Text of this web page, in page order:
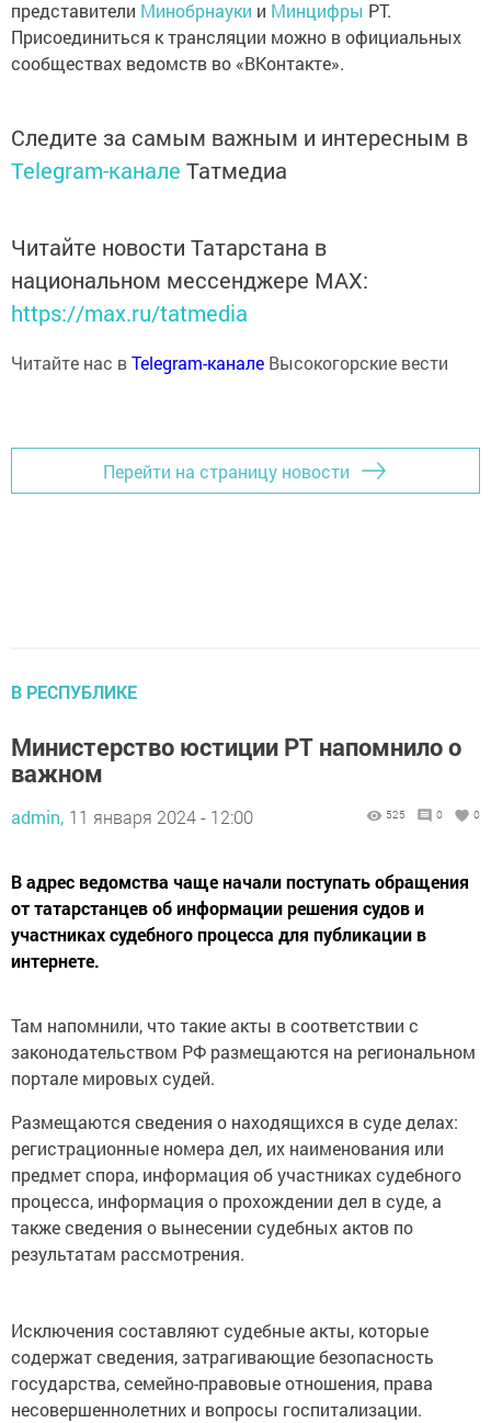
представители Минобрнауки и Минцифры РТ.
Присоединиться к трансляции можно в официальных
сообществах ведомств во «ВКонтакте».
Следите за самым важным и интересным в
Telegram-канале Татмедиа
Читайте новости Татарстана в
национальном мессенджере MАХ:
https://max.ru/tatmedia
Читайте нас вTelegram-канале Высокогорские вести
Перейти на страницу новости
В РЕСПУБЛИКЕ
Министерство юстиции РТ напомнило о
важном
admin, 11 января 2024 - 12:00 525 0 0
В адрес ведомства чаще начали поступать обращения
от татарстанцев об информации решения судов и
участниках судебного процесса для публикации в
интернете.
Там напомнили, что такие акты в соответствии с
законодательством РФ размещаются на региональном
портале мировых судей.
Размещаются сведения о находящихся в суде делах:
регистрационные номера дел, их наименования или
предмет спора, информация об участниках судебного
процесса, информация о прохождении дел в суде, а
также сведения о вынесении судебных актов по
результатам рассмотрения.
Исключения составляют судебные акты, которые
содержат сведения, затрагивающие безопасность
государства, семейно-правовые отношения, права
несовершеннолетних и вопросы госпитализации.